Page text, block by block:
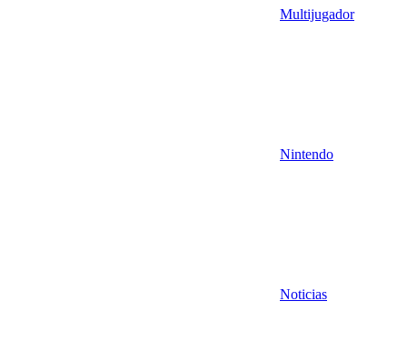
Multijugador
Nintendo
Noticias